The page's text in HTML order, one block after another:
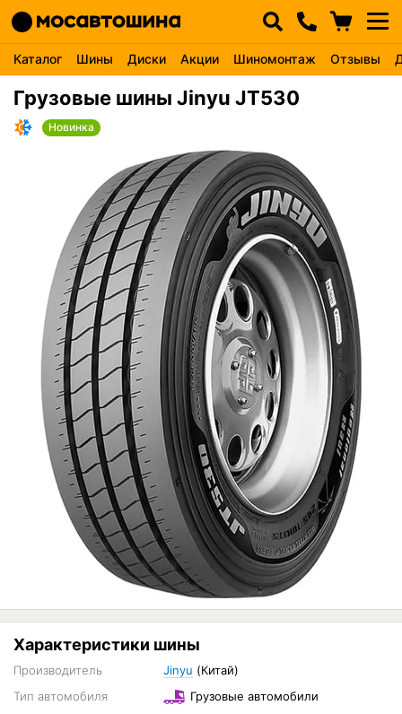
Каталог Шины Диски Акции Шиномонтаж Отзывы
Грузовые шины Jinyu JT530
Новинка
Характеристики шины
Производитель Jinyu (Китай)
Тип автомобиля
Грузовые автомобили